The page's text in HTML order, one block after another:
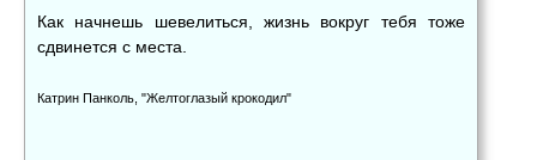
Как начнешь шевелиться, жизнь вокруг тебя тоже
сдвинется с места.
Катрин Панколь, "Желтоглазый крокодил"